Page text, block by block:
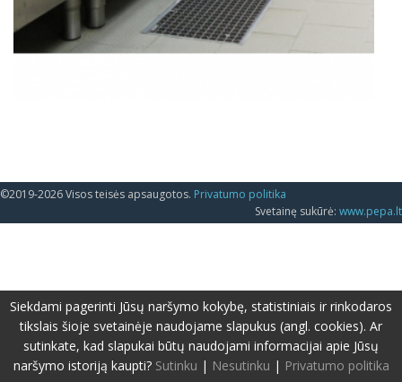
©2019-2026 Visos teisės apsaugotos. Privatumo politika
Svetainę sukūrė: www.pepa.lt
Siekdami pagerinti Jūsų naršymo kokybę, statistiniais ir rinkodaros
tikslais šioje svetainėje naudojame slapukus (angl. cookies). Ar
sutinkate, kad slapukai būtų naudojami informacijai apie Jūsų
naršymo istoriją kaupti? Sutinku | Nesutinku | Privatumo politika